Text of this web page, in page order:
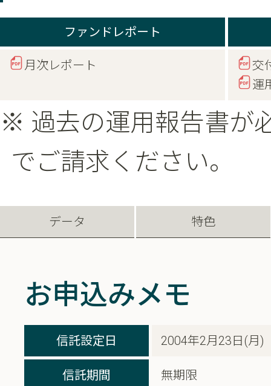
ファンドレポート
月次レポート
交
運
※ 過去の運用報告書が
でご請求ください。
データ 特色
お申込みメモ
信託設定日 2004年2月23日(月)
信託期間 無期限